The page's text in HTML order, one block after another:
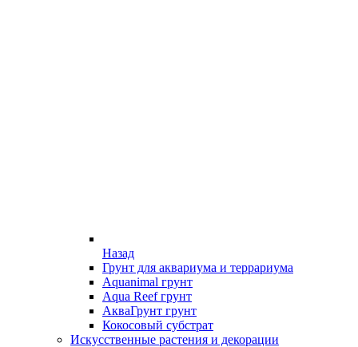
Назад
Грунт для аквариума и террариума
Aquanimal грунт
Aqua Reef грунт
АкваГрунт грунт
Кокосовый субстрат
Искусственные растения и декорации